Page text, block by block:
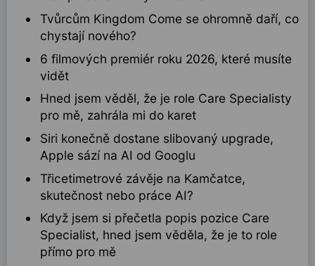
Tvůrcům Kingdom Come se ohromně daří, co
chystají nového?
6 filmových premiér roku 2026, které musíte
vidět
Hned jsem věděl, že je role Care Specialisty
pro mě, zahrála mi do karet
Siri konečně dostane slibovaný upgrade,
Apple sází na AI od Googlu
Třicetimetrové závěje na Kamčatce,
skutečnost nebo práce AI?
Když jsem si přečetla popis pozice Care
Specialist, hned jsem věděla, že je to role
přímo pro mě